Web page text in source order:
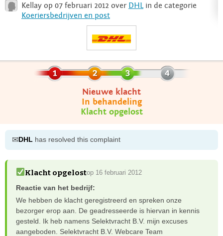
Login
Kellay op 07 februari 2012 over DHL in de categorie
Koeriersbedrijven en post
Nieuwe klacht
In behandeling
Klacht opgelost
✉DHL has resolved this complaint
Klacht opgelostop 16 februari 2012
Reactie van het bedrijf:
We hebben de klacht geregistreerd en spreken onze
bezorger erop aan. De geadresseerde is hiervan in kennis
gesteld. Ik heb namens Selektvracht B.V. mijn excuses
aangeboden. Selektvracht B.V. Webcare Team